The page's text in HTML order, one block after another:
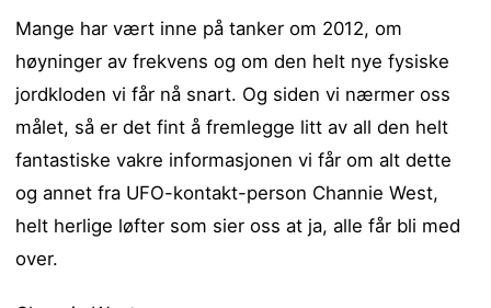
Mange har vært inne på tanker om 2012, om
høyninger av frekvens og om den helt nye fysiske
jordkloden vi får nå snart. Og siden vi nærmer oss
målet, så er det fint å fremlegge litt av all den helt
fantastiske vakre informasjonen vi får om alt dette
og annet fra UFO-kontakt-person Channie West,
helt herlige løfter som sier oss at ja, alle får bli med
over.